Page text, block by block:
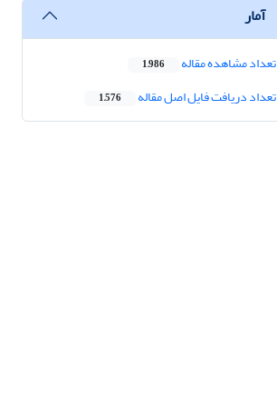
آمار
تعداد مشاهده مقاله 1,986
تعداد دریافت فایل اصل مقاله 1,576